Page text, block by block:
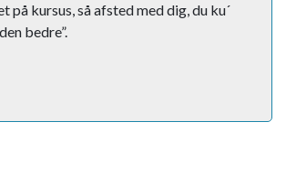
på kursus, så afsted med dig, du ku´
bedre”.